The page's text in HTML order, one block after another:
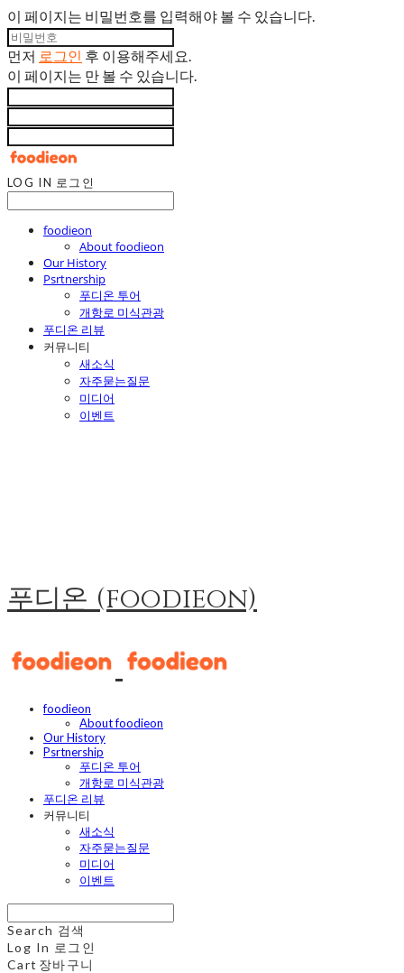
이 페이지는 비밀번호를 입력해야 볼 수 있습니다.
먼저 로그인 후 이용해주세요.
이 페이지는 만 볼 수 있습니다.
LOG IN 로그인
foodieon
About foodieon
Our History
Psrtnership
푸디온 투어
개항로 미식관광
푸디온 리뷰
커뮤니티
새소식
자주묻는질문
미디어
이벤트
푸디온 (foodieon)
foodieon
About foodieon
Our History
Psrtnership
푸디온 투어
개항로 미식관광
푸디온 리뷰
커뮤니티
새소식
자주묻는질문
미디어
이벤트
Search 검색
Log In 로그인
Cart 장바구니